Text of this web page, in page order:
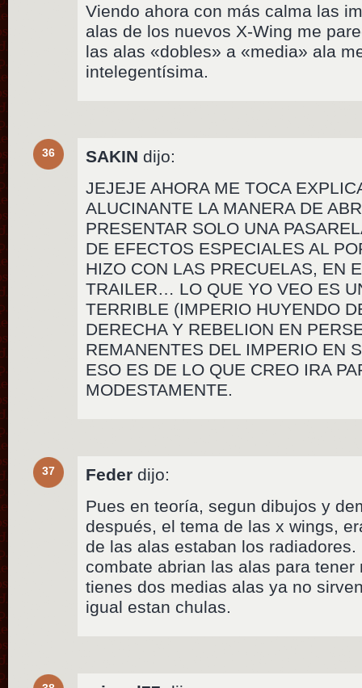
Viendo ahora con más calma las
alas de los nuevos X-Wing me
las alas «dobles» a «media» ala
intelegentísima.
36 SAKIN dijo:
JEJEJE AHORA ME TOCA
ALUCINANTE LA MANERA DE
PRESENTAR SOLO UNA
DE EFECTOS ESPECIALES AL
HIZO CON LAS PRECUELAS, EN
TRAILER… LO QUE YO VEO ES
TERRIBLE (IMPERIO HUYENDO
DERECHA Y REBELION EN
REMANENTES DEL IMPERIO EN
ESO ES DE LO QUE CREO IRA
MODESTAMENTE.
37 Feder dijo:
Pues en teoría, segun dibujos y
después, el tema de las x wings,
de las alas estaban los
combate abrian las alas para
tienes dos medias alas ya no
igual estan chulas.